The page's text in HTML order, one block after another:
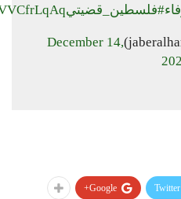
#فلسطين_قضيتي
December 14,
Twitter
Google+